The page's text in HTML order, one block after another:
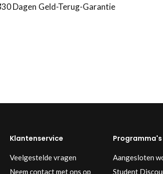
30 Dagen Geld-Terug-Garantie
Klantenservice
Veelgestelde vragen
Neem contact met ons op
Programma's
Aangesloten
Student